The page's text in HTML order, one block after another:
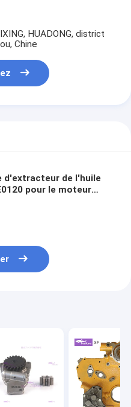
HUADONG, district
Chine
d'extracteur de l'huile
pour le moteur